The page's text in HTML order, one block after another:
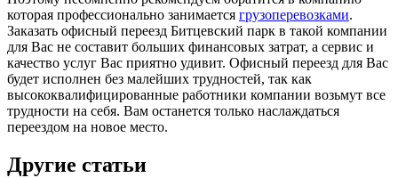
которая профессионально занимается грузоперевозками.
Заказать офисный переезд Битцевский парк в такой компании
для Вас не составит больших финансовых затрат, а сервис и
качество услуг Вас приятно удивит. Офисный переезд для Вас
будет исполнен без малейших трудностей, так как
высококвалифицированные работники компании возьмут все
трудности на себя. Вам останется только наслаждаться
переездом на новое место.
Другие статьи